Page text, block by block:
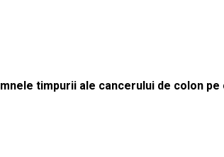
timpurii ale cancerului de colon